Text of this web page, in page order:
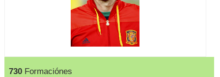
730 Formaciónes